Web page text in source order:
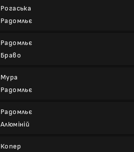
Рогаська
Радомльє
Радомльє
Браво
Мура
Радомльє
Радомльє
Алюміній
Копер